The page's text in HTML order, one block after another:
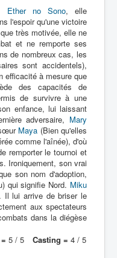
Ether no Sono, elle
l'espoir qu'une victoire
très motivée, elle ne
et ne remporte ses
de nombreux cas, les
sont accidentels),
efficacité à mesure que
des capacités de
de survivre à une
enfance, lui laissant
adversaire, Mary
Maya (Bien qu'elles
comme l'aînée), d'où
remporter le tournoi et
Ironiquement, son vrai
son nom d'adoption,
qui signifie Nord. Miku
Il lui arrive de briser le
aux spectateurs
dans la diégèse
5 / 5 Casting = 4 / 5